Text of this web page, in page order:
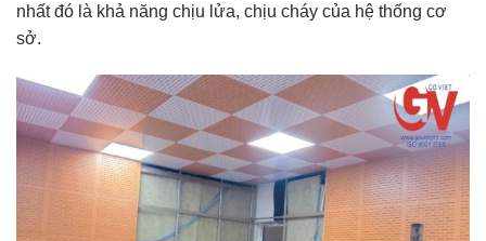
nhất đó là khả năng chịu lửa, chịu cháy của hệ thống cơ
sở.